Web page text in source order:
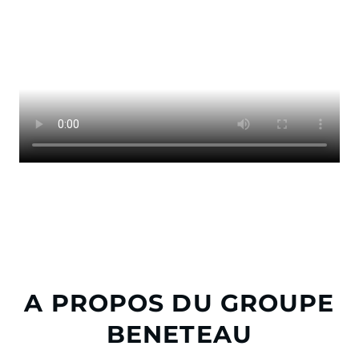
A PROPOS DU GROUPE
BENETEAU